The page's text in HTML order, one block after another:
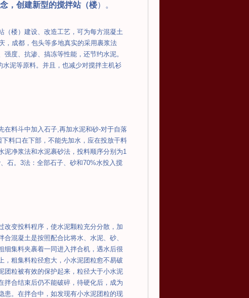
，创建新型的搅拌站（楼）。
（楼）建设、改造工艺，可为每方混凝土
，成都，包头等多地真实的采用裹浆法
度、抗渗、搞冻等性能，还节约水泥。
水泥等原料。并且，也减少对搅拌主机衫
在料斗中加入石子,再加水泥和砂-对于自落
料口在下部，不能先加水，应在投放干料
泥净浆法和水泥裹砂法，投料顺序分别为1
石。 3法：全部石子、砂和70%水投入搅
改变投料程序，使水泥颗粒充分分散，加
混凝土是按照配合比将水、水泥、砂、
细集料夹裹着一同进入拌合机，遇水后很
，粗集料粒径愈大，小水泥团粒愈不易破
团粒被有效的保护起来，粒径大于小水泥
拌合结束后仍不能破碎，待硬化后，成为
患。在拌合中，如发现有小水泥团粒的现